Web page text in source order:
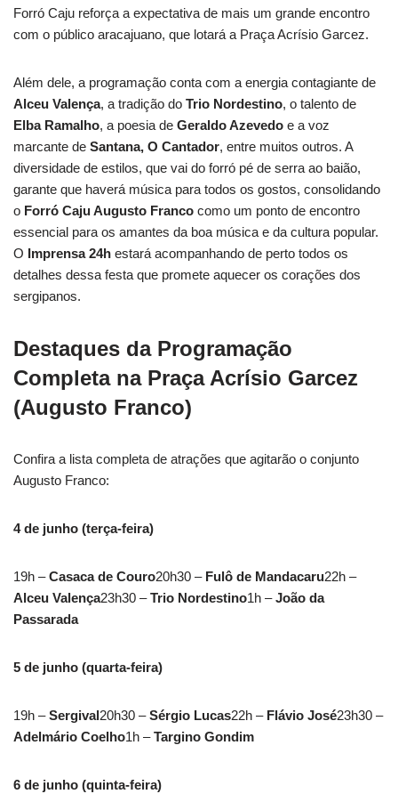
Forró Caju reforça a expectativa de mais um grande encontro
com o público aracajuano, que lotará a Praça Acrísio Garcez.
Além dele, a programação conta com a energia contagiante de
Alceu Valença, a tradição do Trio Nordestino, o talento de
Elba Ramalho, a poesia de Geraldo Azevedo e a voz
marcante de Santana, O Cantador, entre muitos outros. A
diversidade de estilos, que vai do forró pé de serra ao baião,
garante que haverá música para todos os gostos, consolidando
o Forró Caju Augusto Franco como um ponto de encontro
essencial para os amantes da boa música e da cultura popular.
O Imprensa 24h estará acompanhando de perto todos os
detalhes dessa festa que promete aquecer os corações dos
sergipanos.
Destaques da Programação
Completa na Praça Acrísio Garcez
(Augusto Franco)
Confira a lista completa de atrações que agitarão o conjunto
Augusto Franco:
4 de junho (terça-feira)
19h –Casaca de Couro20h30 – Fulô de Mandacaru22h –
Alceu Valença23h30 –Trio Nordestino1h –João da
Passarada
5 de junho (quarta-feira)
19h –Sergival20h30 –Sérgio Lucas22h – Flávio José23h30 –
Adelmário Coelho1h –Targino Gondim
6 de junho (quinta-feira)